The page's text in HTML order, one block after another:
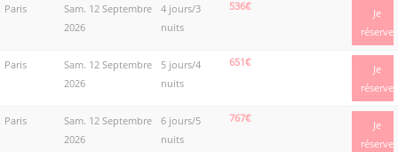
Paris
Sam. 12 Septembre
2026
4 jours/3
nuits
536€
Je
réserve
Paris
Sam. 12 Septembre
2026
5 jours/4
nuits
651€
Je
réserve
Paris
Sam. 12 Septembre
2026
6 jours/5
nuits
767€
Je
réserve